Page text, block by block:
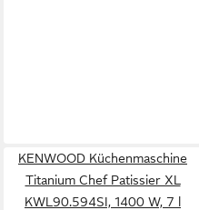
KENWOOD Küchenmaschine
Titanium Chef Patissier XL
KWL90.594SI, 1400 W, 7 l